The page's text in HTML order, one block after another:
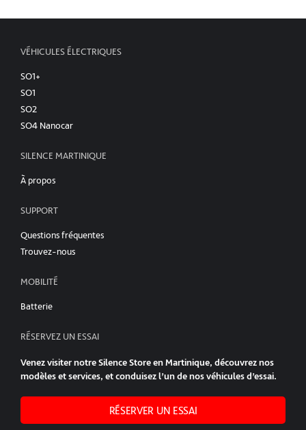
VÉHICULES ÉLECTRIQUES
SO1+
SO1
SO2
SO4 Nanocar
SILENCE MARTINIQUE
À propos
SUPPORT
Questions fréquentes
Trouvez-nous
MOBILITÉ
Batterie
RÉSERVEZ UN ESSAI
Venez visiter notre Silence Store en Martinique, découvrez nos
modèles et services, et conduisez l’un de nos véhicules d’essai.
RÉSERVER UN ESSAI